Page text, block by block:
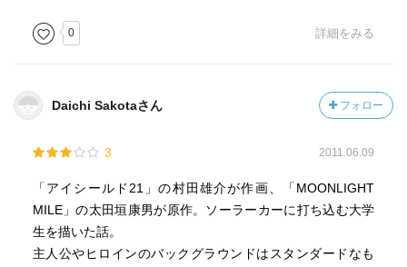
0 詳細をみる
Daichi Sakotaさん フォロー
3 2011.06.09
「アイシールド21」の村田雄介が作画、「MOONLIGHT
MILE」の太田垣康男が原作。ソーラーカーに打ち込む大学
生を描いた話。
主人公やヒロインのバックグラウンドはスタンダードなも